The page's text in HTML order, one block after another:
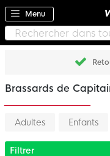
Menu
Brassards de
Adultes Enfants
Filtrer